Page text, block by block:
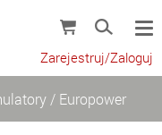
Zarejestruj/Zaloguj
/ Europower